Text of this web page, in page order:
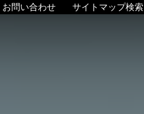
お問い合わせ サイトマップ検索